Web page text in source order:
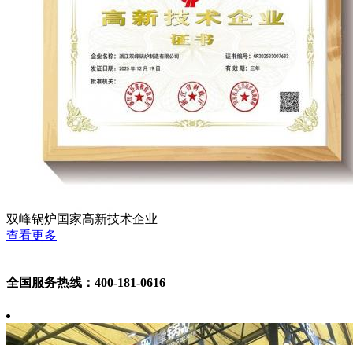
双峰锅炉国家高新技术企业
查看更多
全国服务热线：400-181-0616